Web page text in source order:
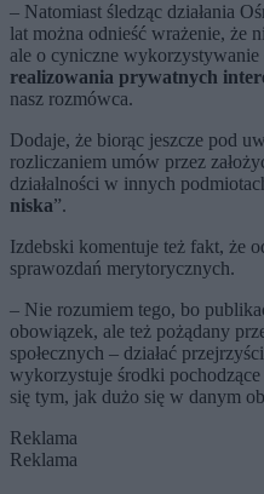
– Natomiast śledząc działania
lat można odnieść wrażenie, że
ale o cyniczne wykorzystywanie
realizowania prywatnych
nasz rozmówca.
Dodaje, że biorąc jeszcze pod
rozliczaniem umów przez
działalności w innych
niska”.
Izdebski komentuje też fakt, że
sprawozdań merytorycznych.
– Nie rozumiem tego, bo
obowiązek, ale też pożądany
społecznych – działać
wykorzystuje środki
się tym, jak dużo się w danym
Reklama
Reklama